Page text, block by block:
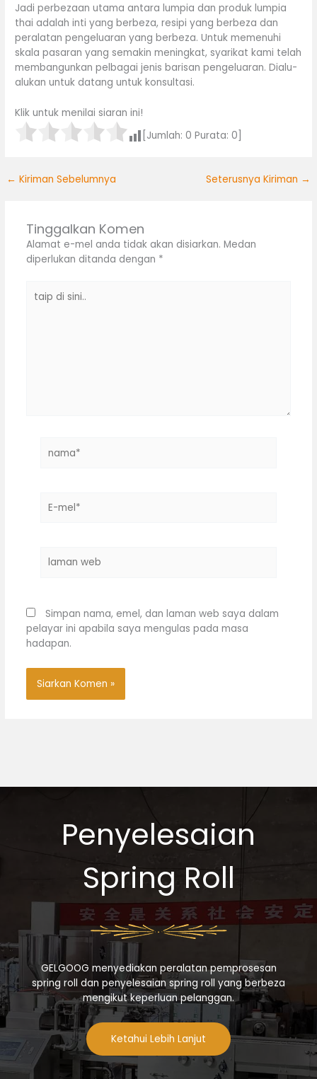
Jadi perbezaan utama antara lumpia dan produk lumpia
thai adalah inti yang berbeza, resipi yang berbeza dan
peralatan pengeluaran yang berbeza. Untuk memenuhi
skala pasaran yang semakin meningkat, syarikat kami telah
membangunkan pelbagai jenis barisan pengeluaran. Dialu-
alukan untuk datang untuk konsultasi.
Klik untuk menilai siaran ini!
[Jumlah:0 Purata:0
← Kiriman Sebelumnya Seterusnya Kiriman →
Tinggalkan Komen
Alamat e-mel anda tidak akan disiarkan. Medan
diperlukan ditanda dengan *
mel*
web
Simpan nama, emel, dan laman web saya dalam
pelayar ini apabila saya mengulas pada masa
hadapan.
Penyelesaian
Spring Roll
GELGOOG menyediakan peralatan pemprosesan
spring roll dan penyelesaian spring roll yang berbeza
mengikut keperluan pelanggan.
Ketahui Lebih Lanjut